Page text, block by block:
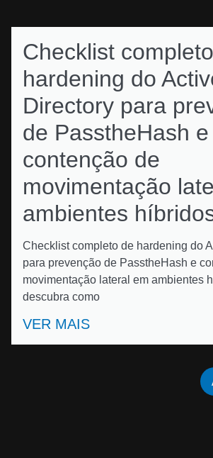
Checklist
hardening do
Directory para
de PasstheHash e
contenção de
movimentação
ambientes
Checklist completo de hardening do
para prevenção de PasstheHash e
movimentação lateral em ambientes
descubra como
VER MAIS